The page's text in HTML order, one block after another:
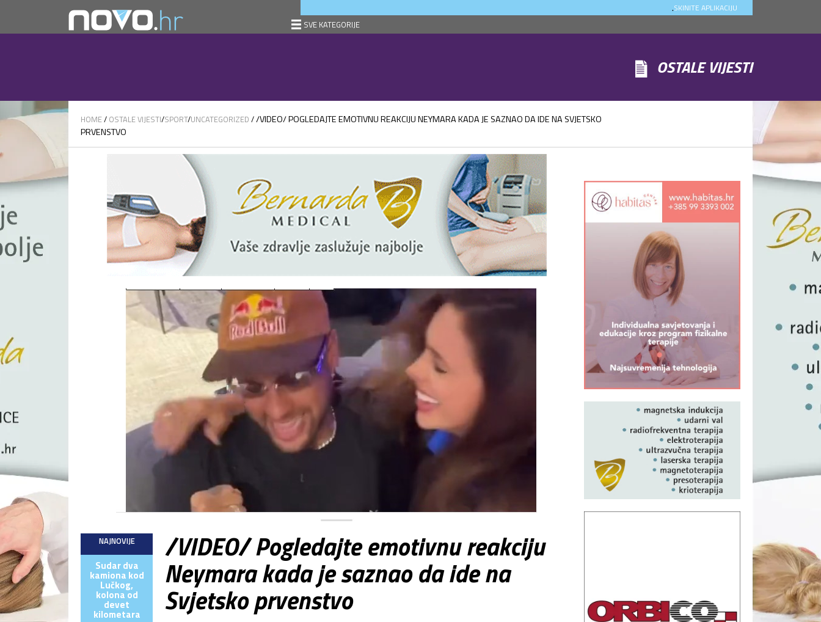
SKINITE APLIKACIJU
.
SVE KATEGORIJE
OSTALE VIJESTI
HOME/ OSTALE VIJESTI/SPORT/UNCATEGORIZED //VIDEO/ POGLEDAJTE EMOTIVNU REAKCIJU NEYMARA KADA JE SAZNAO DA IDE NA SVJETSKO
PRVENSTVO
NAJNOVIJE
Sudar dva
kamiona kod
Lučkog,
kolona od
devet
kilometara
/VIDEO/ Pogledajte emotivnu reakciju
Neymara kada je saznao da ide na
Svjetsko prvenstvo